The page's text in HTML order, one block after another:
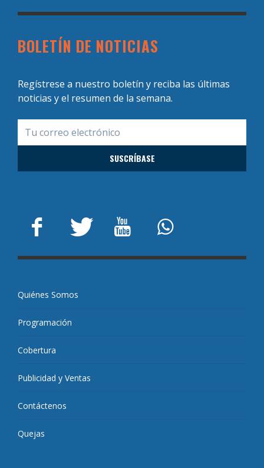
BOLETÍN DE NOTICIAS
Regístrese a nuestro boletín y reciba las últimas
noticias y el resumen de la semana.
Quiénes Somos
Programación
Cobertura
Publicidad y Ventas
Contáctenos
Quejas